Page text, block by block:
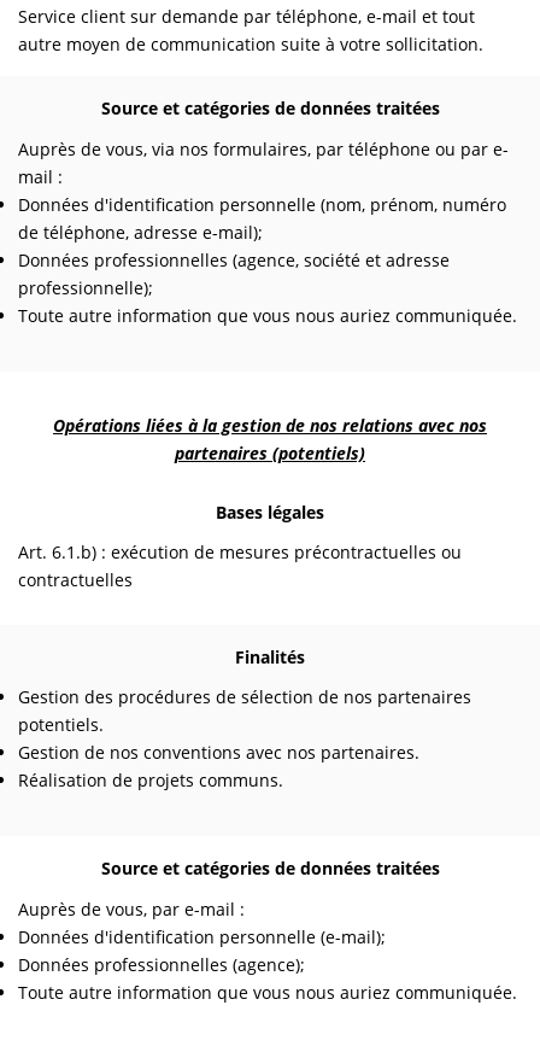
Service client sur demande par téléphone, e-mail et tout
autre moyen de communication suite à votre sollicitation.
Source et catégories de données traitées
Auprès de vous, via nos formulaires, par téléphone ou par e-
mail :
Données d'identification personnelle (nom, prénom, numéro
de téléphone, adresse e-mail);
Données professionnelles (agence, société et adresse
professionnelle);
Toute autre information que vous nous auriez communiquée.
Opérations liées à la gestion de nos relations avec nos
partenaires (potentiels)
Bases légales
Art. 6.1.b) : exécution de mesures précontractuelles ou
contractuelles
Finalités
Gestion des procédures de sélection de nos partenaires
potentiels.
Gestion de nos conventions avec nos partenaires.
Réalisation de projets communs.
Source et catégories de données traitées
Auprès de vous, par e-mail :
Données d'identification personnelle (e-mail);
Données professionnelles (agence);
Toute autre information que vous nous auriez communiquée.